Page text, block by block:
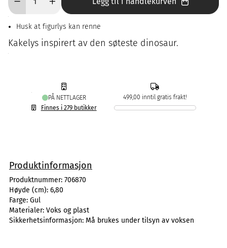
Husk at figurlys kan renne
Kakelys inspirert av den søteste dinosaur.
PÅ NETTLAGER
Finnes i 279 butikker
499,00 inntil gratis frakt!
Produktinformasjon
Produktnummer: 706870
Høyde (cm): 6,80
Farge: Gul
Materialer: Voks og plast
Sikkerhetsinformasjon: Må brukes under tilsyn av voksen